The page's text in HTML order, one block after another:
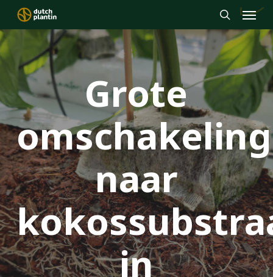
Skip
to
main
content
search
Menu
Grote
omschakeling
naar
in